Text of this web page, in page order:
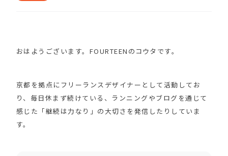
おはようございます。FOURTEENのコウタです。
京都を拠点にフリーランスデザイナーとして活動してお
り、毎日休まず続けている、ランニングやブログを通じて
感じた「継続は力なり」の大切さを発信したりしていま
す。